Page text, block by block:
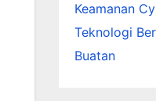
Keamanan
Teknologi
Buatan